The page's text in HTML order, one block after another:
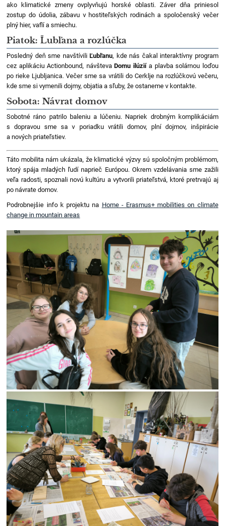
ako klimatické zmeny ovplyvňujú horské oblasti. Záver dňa priniesol
zostup do údolia, zábavu v hostiteľských rodinách a spoločenský večer
plný hier, vaflí a smiechu.
Piatok: Ľubľana a rozlúčka
Posledný deň sme navštíviliĽubľanu, kde nás čakal interaktívny program
cez aplikáciu Actionbound, návštevaDomu ilúziía plavba solárnou loďou
po rieke Ljubljanica. Večer sme sa vrátili do Cerklje na rozlúčkovú večeru,
kde sme si vymenili dojmy, objatia a sľuby, že ostaneme v kontakte.
Sobota: Návrat domov
Sobotné ráno patrilo baleniu a lúčeniu. Napriek drobným komplikáciám
s dopravou sme sa v poriadku vrátili domov, plní dojmov, inšpirácie
a nových priateľstiev.
Táto mobilita nám ukázala, že klimatické výzvy sú spoločným problémom,
ktorý spája mladých ľudí naprieč Európou. Okrem vzdelávania sme zažili
veľa radosti, spoznali novú kultúru a vytvorili priateľstvá, ktoré pretrvajú aj
po návrate domov.
Podrobnejšie info k projektu na Home - Erasmus+ mobilities on climate
change in mountain areas